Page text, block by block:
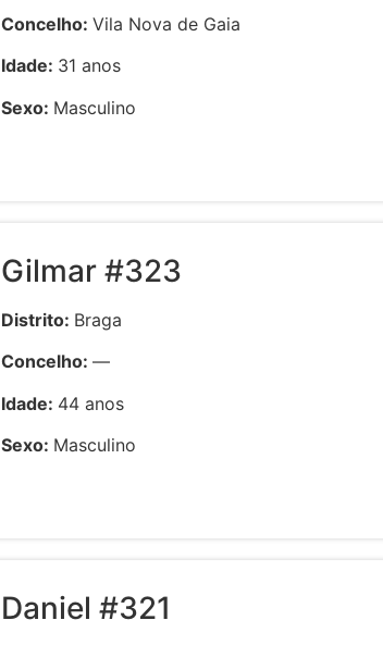
Concelho: Vila Nova de Gaia
Idade: 31 anos
Sexo: Masculino
Gilmar #323
Distrito: Braga
Concelho: —
Idade: 44 anos
Sexo: Masculino
Daniel #321